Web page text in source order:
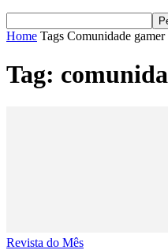
Home Tags Comunidade gamer
Tag:
Revista do Mês